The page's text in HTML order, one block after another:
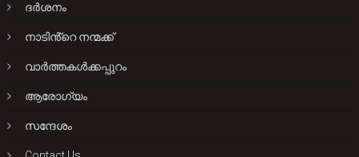
ദർശനം
നാടിൻ്റെ നന്മക്ക്
വാർത്തകൾക്കപ്പുറം
ആരോഗ്യം
സന്ദേശം